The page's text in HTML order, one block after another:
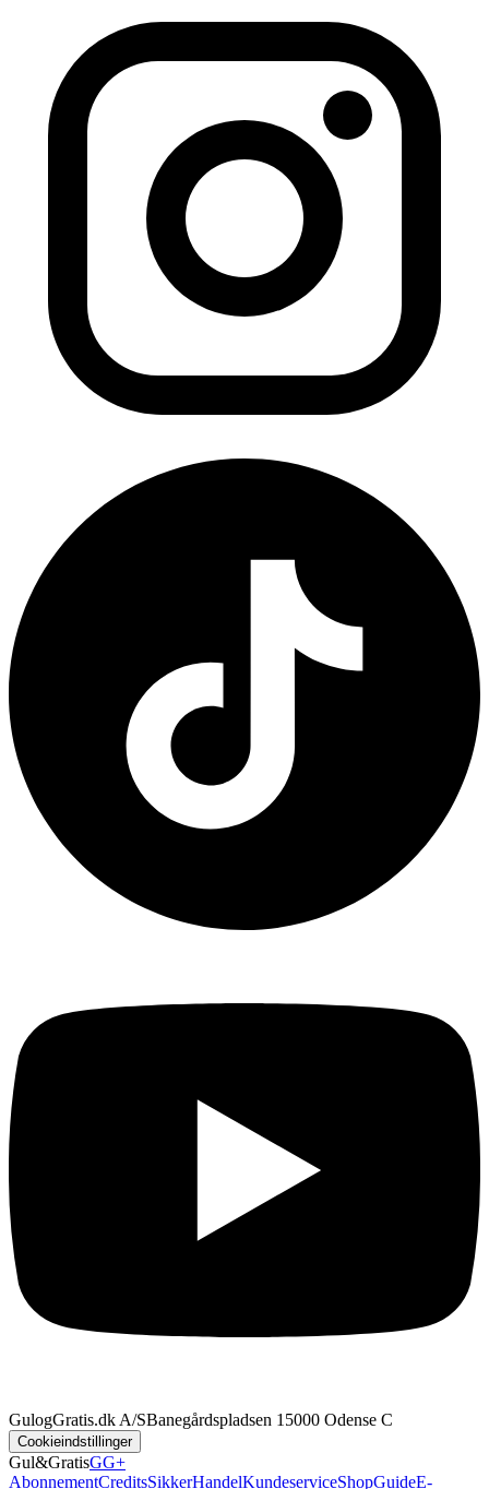
GulogGratis.dk A/SBanegårdspladsen 1 5000 Odense C
Cookieindstillinger
Gul&GratisGG+
AbonnementCreditsSikkerHandelKundeserviceShopGuideE-